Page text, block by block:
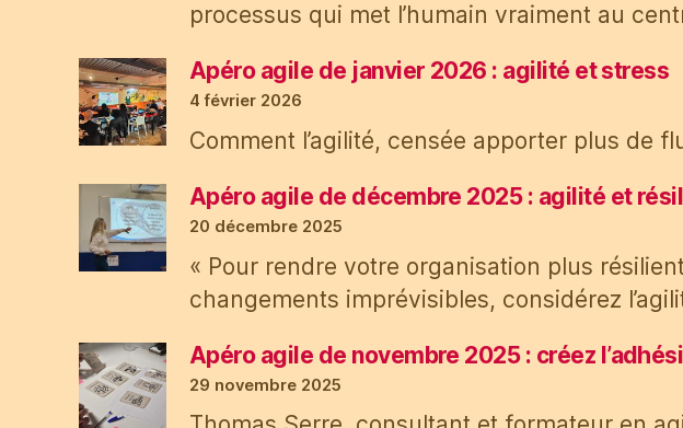
processus qui met l’humain vraiment au
Apéro agile de janvier 2026 : agilité et stress
4 février 2026
Comment l’agilité, censée apporter plus de
Apéro agile de décembre 2025 : agilité et
20 décembre 2025
« Pour rendre votre organisation plus
changements imprévisibles, considérez
Apéro agile de novembre 2025 : créez
29 novembre 2025